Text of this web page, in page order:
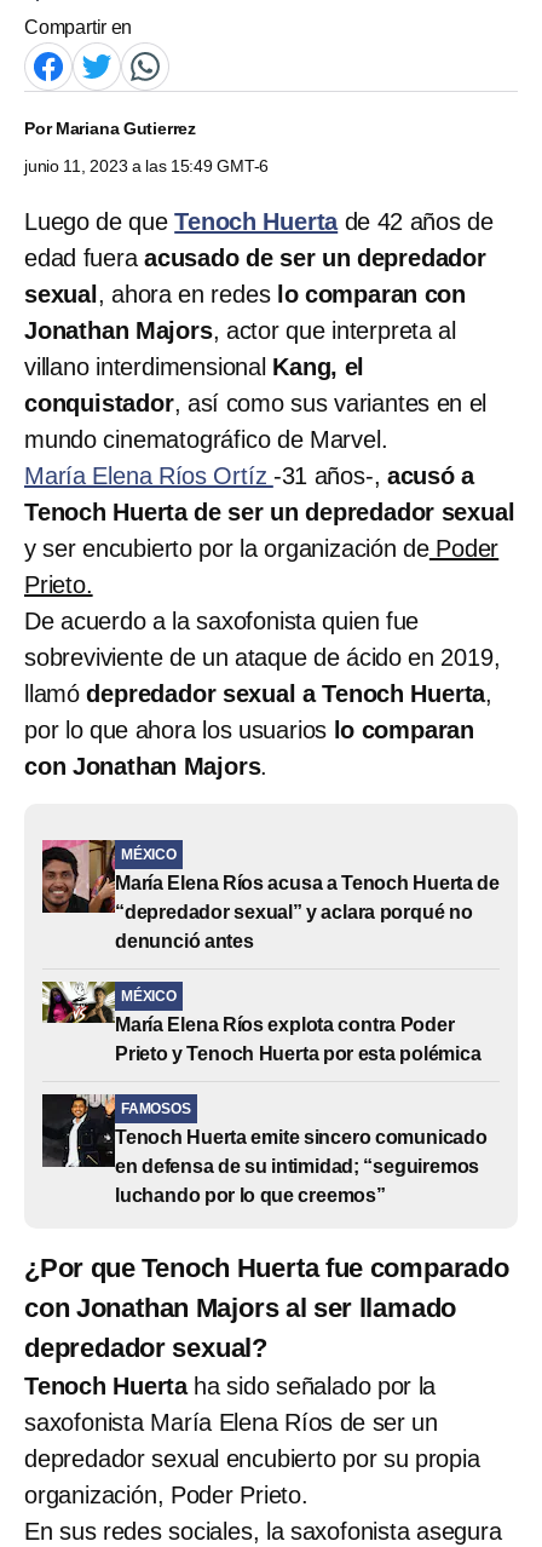
Compartir en
PorMariana Gutierrez
junio 11, 2023 a las 15:49 GMT-6
Luego de queTenoch Huerta de 42 años de
edad fueraacusado de ser un depredador
sexual , ahora en redeslo comparan con
Jonathan Majors, actor que interpreta al
villano interdimensional Kang, el
conquistador, así como sus variantes en el
mundo cinematográfico de Marvel.
María Elena Ríos Ortíz -31 años-, acusó a
Tenoch Huerta de ser un depredador sexual
y ser encubierto por la organización dePoder
Prieto.
De acuerdo a la saxofonista quien fue
sobreviviente de un ataque de ácido en 2019,
llamódepredador sexual a Tenoch Huerta,
por lo que ahora los usuarios lo comparan
con Jonathan Majors.
MÉXICO
María Elena Ríos acusa a Tenoch Huerta de
“depredador sexual” y aclara porqué no
denunció antes
MÉXICO
María Elena Ríos explota contra Poder
Prieto y Tenoch Huerta por esta polémica
FAMOSOS
Tenoch Huerta emite sincero comunicado
en defensa de su intimidad; “seguiremos
luchando por lo que creemos”
¿Por que Tenoch Huerta fue comparado
con Jonathan Majors al ser llamado
depredador sexual?
Tenoch Huerta ha sido señalado por la
saxofonista María Elena Ríos de ser un
depredador sexual encubierto por su propia
organización, Poder Prieto.
En sus redes sociales, la saxofonista asegura